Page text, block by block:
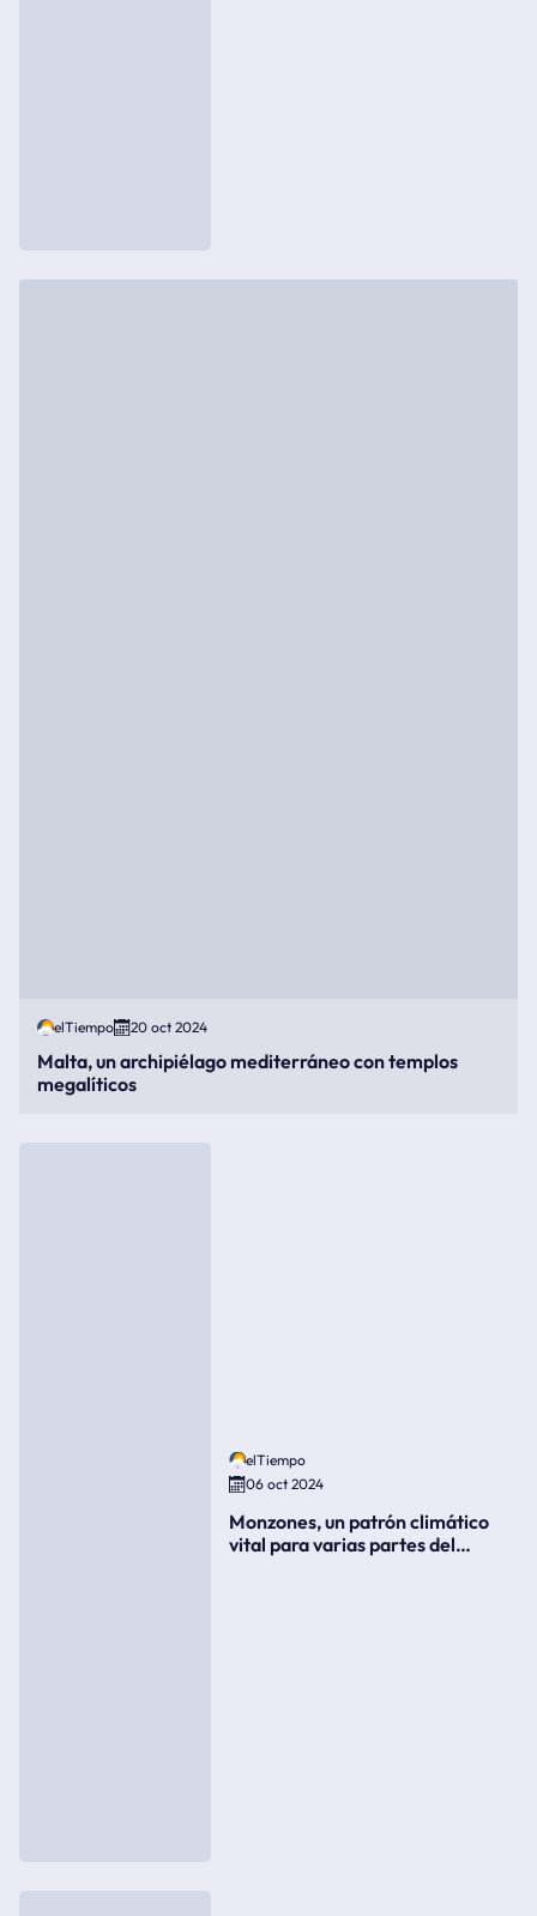
elTiempo 20 oct 2024
Malta, un archipiélago mediterráneo con templos
megalíticos
elTiempo
06 oct 2024
Monzones, un patrón climático
vital para varias partes del